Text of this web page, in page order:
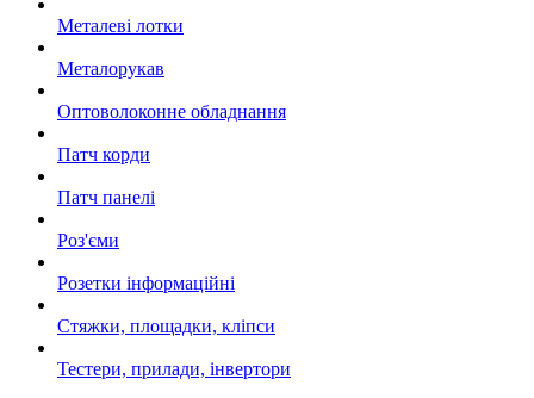
Металеві лотки
Металорукав
Оптоволоконне обладнання
Патч корди
Патч панелі
Роз'єми
Розетки інформаційні
Стяжки, площадки, кліпси
Тестери, прилади, інвертори